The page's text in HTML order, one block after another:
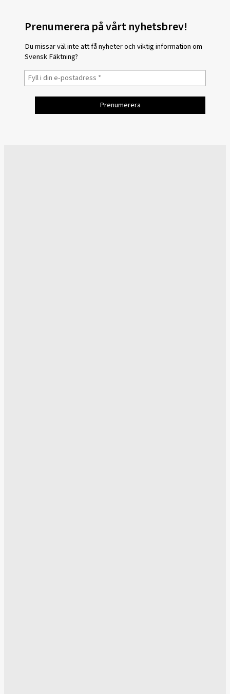
Prenumerera på vårt nyhetsbrev!
Du missar väl inte att få nyheter och viktig information om
Svensk Fäktning?